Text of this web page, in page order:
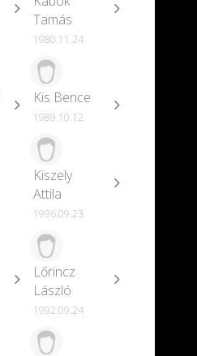
Tamás
1980.11.24
Kis Bence
1989.10.12
Kiszely
Attila
1996.09.23
Lőrincz
László
1992.09.24